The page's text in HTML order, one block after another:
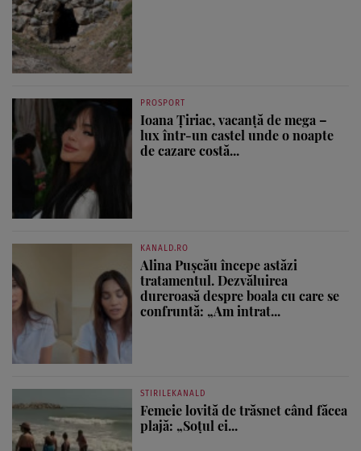
PROSPORT
Ioana Țiriac, vacanță de mega –
lux într-un castel unde o noapte
de cazare costă...
KANALD.RO
Alina Pușcău începe astăzi
tratamentul. Dezvăluirea
dureroasă despre boala cu care se
confruntă: „Am intrat...
STIRILEKANALD
Femeie lovită de trăsnet când făcea
plajă: „Soțul ei...